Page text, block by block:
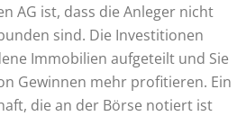
AG ist, dass die Anleger nicht
sind. Die Investitionen
Immobilien aufgeteilt und Sie
Gewinnen mehr profitieren. Ein
die an der Börse notiert ist